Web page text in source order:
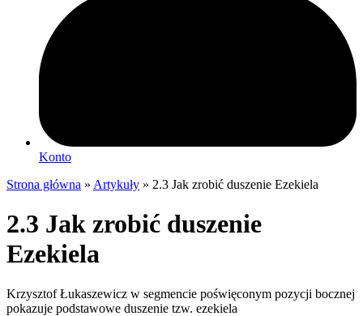
Konto
Strona główna » Artykuły » 2.3 Jak zrobić duszenie Ezekiela
2.3 Jak zrobić duszenie
Ezekiela
Krzysztof Łukaszewicz w segmencie poświęconym pozycji bocznej
pokazuje podstawowe duszenie tzw. ezekiela